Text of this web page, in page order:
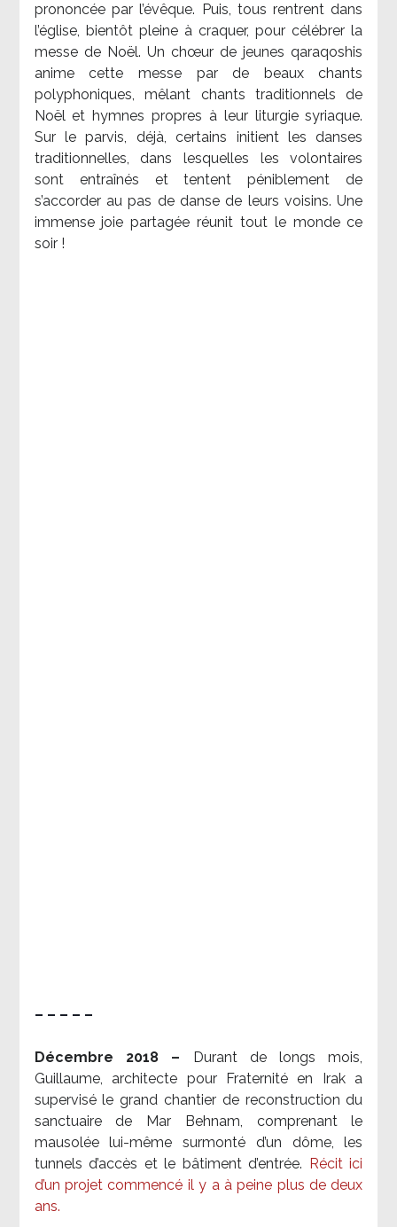
prononcée par l’évêque. Puis, tous rentrent dans
l’église, bientôt pleine à craquer, pour célébrer la
messe de Noël. Un chœur de jeunes qaraqoshis
anime cette messe par de beaux chants
polyphoniques, mêlant chants traditionnels de
Noël et hymnes propres à leur liturgie syriaque.
Sur le parvis, déjà, certains initient les danses
traditionnelles, dans lesquelles les volontaires
sont entraînés et tentent péniblement de
s’accorder au pas de danse de leurs voisins. Une
immense joie partagée réunit tout le monde ce
soir !
– – – – –
Décembre 2018 – Durant de longs mois,
Guillaume, architecte pour Fraternité en Irak a
supervisé le grand chantier de reconstruction du
sanctuaire de Mar Behnam, comprenant le
mausolée lui-même surmonté d’un dôme, les
tunnels d’accès et le bâtiment d’entrée. Récit ici
d’un projet commencé il y a à peine plus de deux
ans.